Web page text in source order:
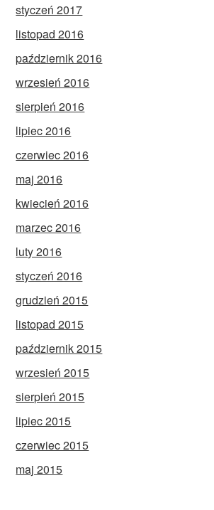
styczeń 2017
listopad 2016
październik 2016
wrzesień 2016
sierpień 2016
lipiec 2016
czerwiec 2016
maj 2016
kwiecień 2016
marzec 2016
luty 2016
styczeń 2016
grudzień 2015
listopad 2015
październik 2015
wrzesień 2015
sierpień 2015
lipiec 2015
czerwiec 2015
maj 2015